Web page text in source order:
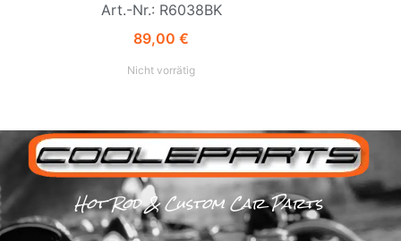
Art.-Nr.: R6038BK
89,00 €
Nicht vorrätig
Hot Rod & Custom Car Parts